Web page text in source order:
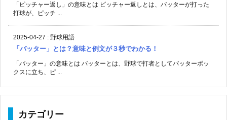
「ピッチャー返し」の意味とは ピッチャー返しとは、バッターが打った
打球が、ピッチ ...
2025-04-27 : 野球用語
「バッター」とは？意味と例文が３秒でわかる！
「バッター」の意味とは バッターとは、野球で打者としてバッターボッ
クスに立ち、ピ ...
カテゴリー